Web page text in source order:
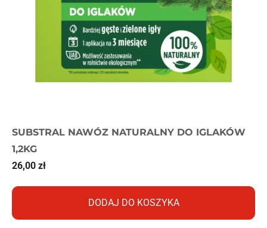
SUBSTRAL NAWÓZ NATURALNY DO IGLAKÓW
1,2KG
26,00 zł
DODAJ DO KOSZYKA